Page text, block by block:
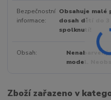
Bezpečnostní
informace
Obsahuje malé
dosah dětí do
spolknutí!
Obsah
model.
Zboží zařazeno v